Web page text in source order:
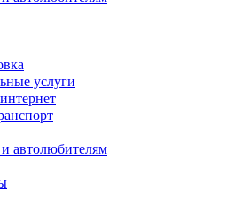
услуги
автолюбителям